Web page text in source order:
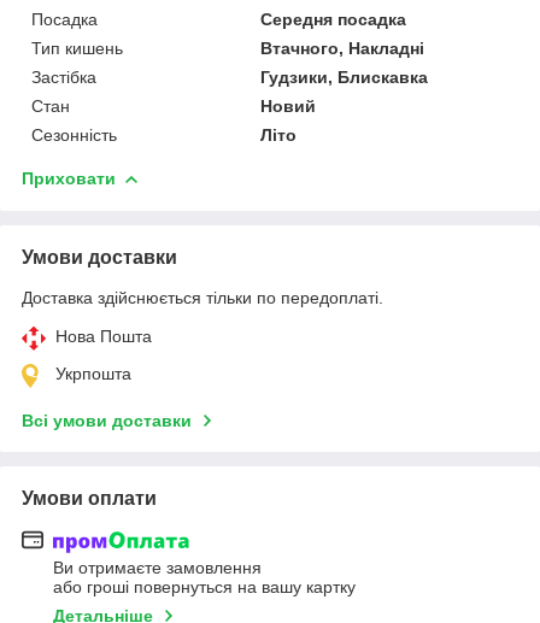
Посадка
Середня посадка
Тип кишень
Втачного, Накладні
Застібка
Гудзики, Блискавка
Стан
Новий
Сезонність
Літо
Приховати
Умови доставки
Доставка здійснюється тільки по передоплаті.
Нова Пошта
Укрпошта
Всі умови доставки
Умови оплати
Ви отримаєте замовлення
або гроші повернуться на вашу картку
Детальніше